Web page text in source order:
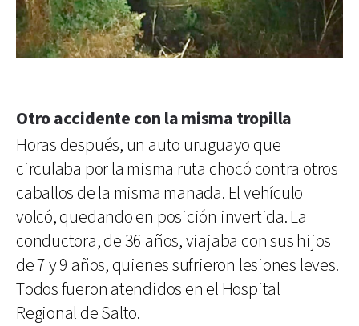
Otro accidente con la misma tropilla
Horas después, un auto uruguayo que
circulaba por la misma ruta chocó contra otros
caballos de la misma manada. El vehículo
volcó, quedando en posición invertida. La
conductora, de 36 años, viajaba con sus hijos
de 7 y 9 años, quienes sufrieron lesiones leves.
Todos fueron atendidos en el Hospital
Regional de Salto.